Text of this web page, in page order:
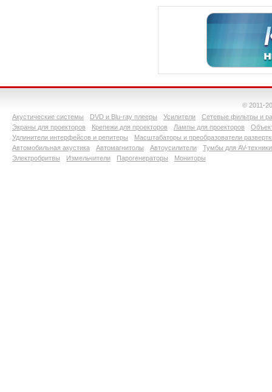
© 2011-
Акустические системы
DVD и Blu-ray плееры Усилители
Сетевые фильтры и
Экраны для проекторов
Крепежи для проекторов Лампы для проекторов
Удлинители интерфейсов и репитеры
Масштабаторы и преобразователи
Автомобильная акустика
Автомагнитолы Автоусилители
Тумбы для AV-техники
Электробритвы
Измельчители Парогенераторы Мониторы